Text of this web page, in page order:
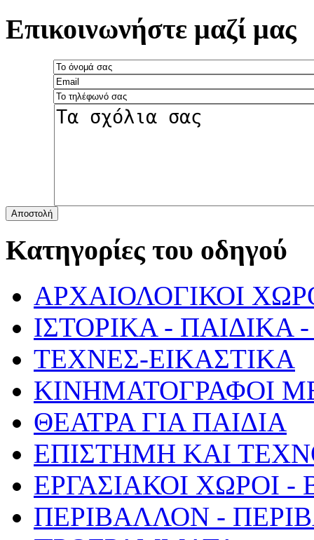
Επικοινωνήστε μαζί μας
Αποστολή
Κατηγορίες του οδηγού
ΑΡΧΑΙΟΛΟΓΙΚΟΙ
ΙΣΤΟΡΙΚΑ -
ΤΕΧΝΕΣ-ΕΙΚΑΣΤΙΚΑ
ΚΙΝΗΜΑΤΟΓΡΑΦΟΙ
ΘΕΑΤΡΑ ΓΙΑ ΠΑΙΔΙΑ
ΕΠΙΣΤΗΜΗ ΚΑΙ
ΕΡΓΑΣΙΑΚΟΙ ΧΩΡΟΙ
ΠΕΡΙΒΑΛΛΟΝ -